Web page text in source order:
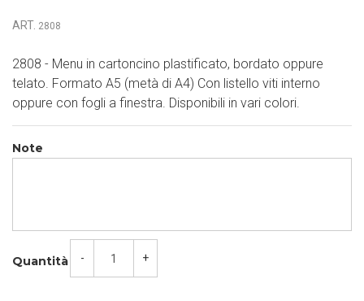
ART. 2808
2808 - Menu in cartoncino plastificato, bordato oppure
telato. Formato A5 (metà di A4) Con listello viti interno
oppure con fogli a finestra. Disponibili in vari colori.
Note
Quantità - +